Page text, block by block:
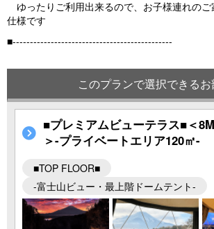
ゆったりご利用出来るので、お子様連れの
仕様です
■----------------------------------------------
このプランで選択できるお
■プレミアムビューテラス■＜
＞-プライベートエリア120㎡-
■TOP FLOOR■
-富士山ビュー・最上階ドームテント-